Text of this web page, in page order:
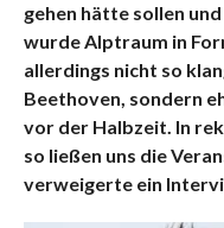
gehen hätte sollen
wurde Alptraum in
allerdings nicht so
Beethoven, sondern
vor der Halbzeit. In
so ließen uns die
verweigerte ein